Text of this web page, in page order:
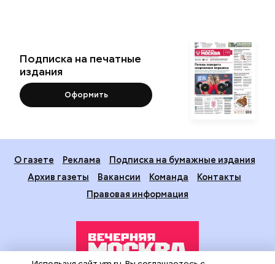
Подписка на печатные
издания
Оформить
О газете Реклама
Подписка на бумажные издания
Архив газеты
Вакансии Команда
Контакты
Правовая информация